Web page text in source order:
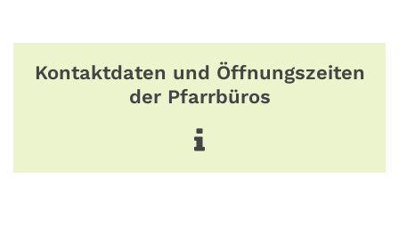
Kontaktdaten und Öffnungszeiten
der Pfarrbüros